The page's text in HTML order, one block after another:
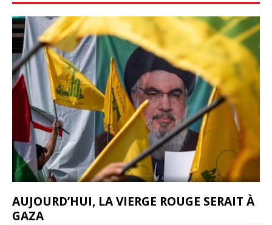
AUJOURD’HUI, LA VIERGE ROUGE SERAIT À
GAZA